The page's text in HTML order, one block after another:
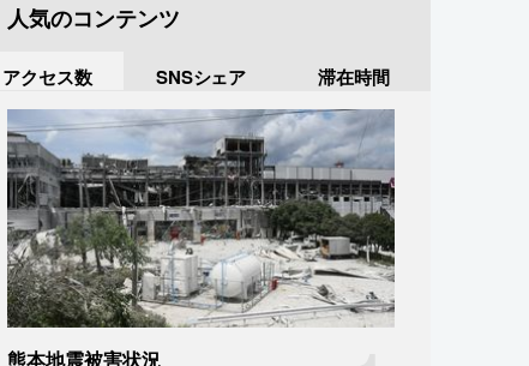
人気のコンテンツ
アクセス数 SNSシェア 滞在時間
熊本地震被害状況